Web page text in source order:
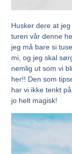
Husker dere at
turen vår denne
jeg må bare si
mi, og jeg skal
nemlig ut som vi
her!! Den som
har vi ikke tenkt
jo helt magisk!